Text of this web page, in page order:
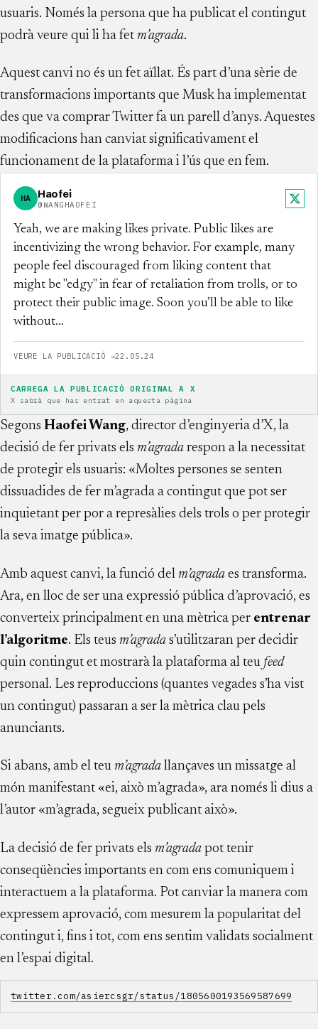
usuaris. Només la persona que ha publicat el contingut
podrà veure qui li ha fetm’agrada.
Aquest canvi no és un fet aïllat. És part d’una sèrie de
transformacions importants que Musk ha implementat
des que va comprar Twitter fa un parell d’anys. Aquestes
modificacions han canviat significativament el
funcionament de la plataforma i l’ús que en fem.
HA Haofei
@WANGHAOFEI
X
Yeah, we are making likes private. Public likes are
incentivizing the wrong behavior. For example, many
people feel discouraged from liking content that
might be "edgy" in fear of retaliation from trolls, or to
protect their public image. Soon you’ll be able to like
without…
VEURE LA PUBLICACIÓ →22.05.24
CARREGA LA PUBLICACIÓ ORIGINAL A X
X sabrà que has entrat en aquesta pàgina
Segons Haofei Wang, director d’enginyeria d’X, la
decisió de fer privats els m’agrada respon a la necessitat
de protegir els usuaris: «Moltes persones se senten
dissuadides de fer m’agrada a contingut que pot ser
inquietant per por a represàlies dels trols o per protegir
la seva imatge pública».
Amb aquest canvi, la funció del m’agrada es transforma.
Ara, en lloc de ser una expressió pública d’aprovació, es
converteix principalment en una mètrica per entrenar
l’algoritme. Els teus m’agrada s’utilitzaran per decidir
quin contingut et mostrarà la plataforma al teu feed
personal. Les reproduccions (quantes vegades s’ha vist
un contingut) passaran a ser la mètrica clau pels
anunciants.
Si abans, amb el teu m’agrada llançaves un missatge al
món manifestant «ei, això m’agrada», ara només li dius a
l’autor «m’agrada, segueix publicant això».
La decisió de fer privats els m’agrada pot tenir
conseqüències importants en com ens comuniquem i
interactuem a la plataforma. Pot canviar la manera com
expressem aprovació, com mesurem la popularitat del
contingut i, fins i tot, com ens sentim validats socialment
en l’espai digital.
twitter.com/asiercsgr/status/1805600193569587699